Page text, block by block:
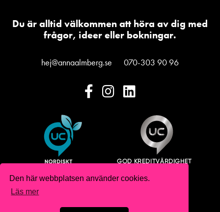
Den här webbplatsen använder cookies.
Läs mer
Du är alltid välkommen att höra av dig med
frågor, ideer eller bokningar.
hej@annaalmberg.se 070-303 90 96
Copyright 2026 Anna Almberg